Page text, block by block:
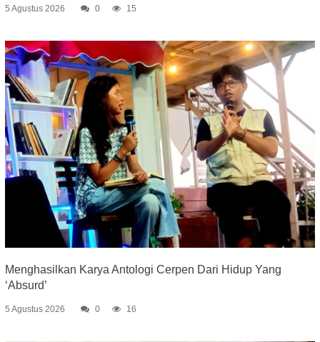
5 Agustus 2026 0 15
Menghasilkan Karya Antologi Cerpen Dari Hidup Yang
‘Absurd’
5 Agustus 2026 0 16